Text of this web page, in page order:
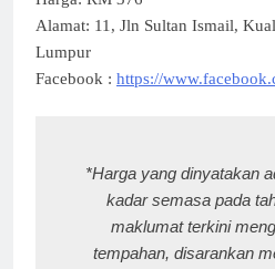
Alamat: 11, Jln Sultan Ismail,
Lumpur
Facebook : https://
*Harga yang dinyatakan
kadar semasa pada
maklumat terkini
tempahan, disarankan